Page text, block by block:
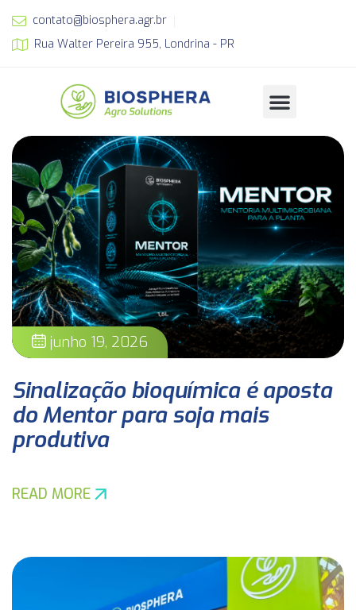
contato@biosphera.agr.br
Rua Walter Pereira 955, Londrina - PR
junho 19, 2026
Sinalização bioquímica é aposta
do Mentor para soja mais
produtiva
READ MORE